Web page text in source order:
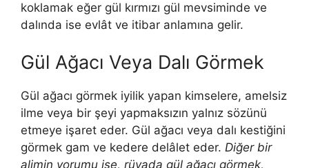
koklamak eğer gül kırmızı gül mevsiminde ve
dalında ise evlât ve itibar anlamına gelir.
Gül Ağacı Veya Dalı Görmek
Gül ağacı görmek iyilik yapan kimselere, amelsiz
ilme veya bir şeyi yapmaksızın yalnız sözünü
etmeye işaret eder. Gül ağacı veya dalı kestiğini
görmek gam ve kedere delâlet eder. Diğer bir
alimin yorumu ise, rüyada gül ağacı görmek,